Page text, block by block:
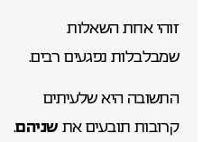
זוהי אחת השאלות
שמבלבלות נפגעים רבים.
התשובה היא שלעיתים
קרובות תובעים את שניהם.